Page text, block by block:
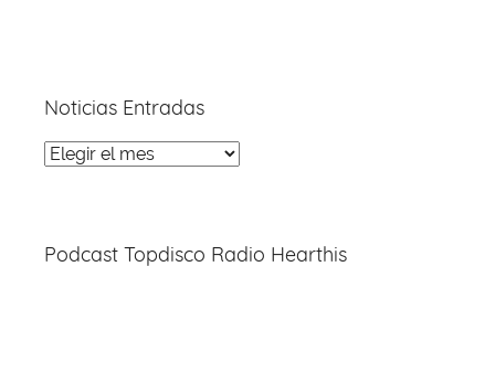
Noticias Entradas
Noticias
Podcast Topdisco Radio Hearthis